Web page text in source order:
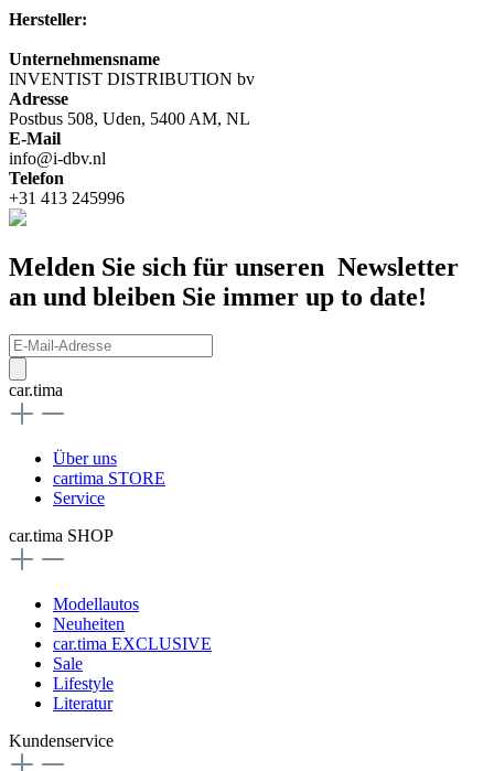
Hersteller:
Unternehmensname
INVENTIST DISTRIBUTION bv
Adresse
Postbus 508, Uden, 5400 AM, NL
E-Mail
info@i-dbv.nl
Telefon
+31 413 245996
Melden Sie sich für unseren Newsletter
an und bleiben Sie immer up to date!
car.tima
Über uns
cartima STORE
Service
car.tima SHOP
Modellautos
Neuheiten
car.tima EXCLUSIVE
Sale
Lifestyle
Literatur
Kundenservice